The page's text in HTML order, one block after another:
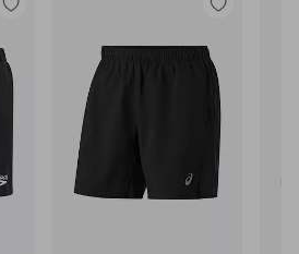
Lägg
favoriter
Lägg
favoriter